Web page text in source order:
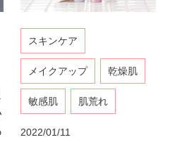
スキンケア
メイクアップ 乾燥肌
敏感肌 肌荒れ
2022/01/11